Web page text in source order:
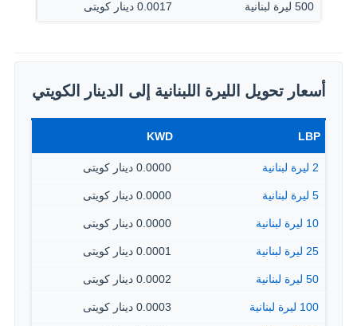
500 ليرة لبنانية 0.0017 دينار كويتى
أسعار تحويل الليرة اللبنانية إلى الدينار الكويتي
LBP
KWD
2 ليرة لبنانية 0.0000 دينار كويتى
5 ليرة لبنانية 0.0000 دينار كويتى
10 ليرة لبنانية 0.0000 دينار كويتى
25 ليرة لبنانية 0.0001 دينار كويتى
50 ليرة لبنانية 0.0002 دينار كويتى
100 ليرة لبنانية 0.0003 دينار كويتى